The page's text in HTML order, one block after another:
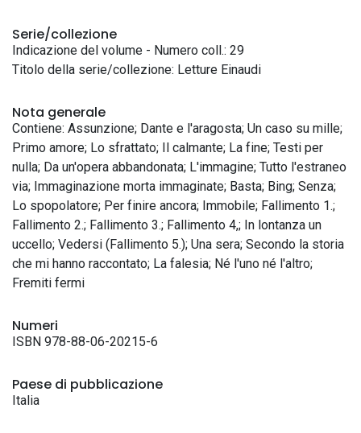
Serie/collezione
Indicazione del volume - Numero coll.: 29
Titolo della serie/collezione: Letture Einaudi
Nota generale
Contiene: Assunzione; Dante e l'aragosta; Un caso su mille;
Primo amore; Lo sfrattato; Il calmante; La fine; Testi per
nulla; Da un'opera abbandonata; L'immagine; Tutto l'estraneo
via; Immaginazione morta immaginate; Basta; Bing; Senza;
Lo spopolatore; Per finire ancora; Immobile; Fallimento 1.;
Fallimento 2.; Fallimento 3.; Fallimento 4,; In lontanza un
uccello; Vedersi (Fallimento 5.); Una sera; Secondo la storia
che mi hanno raccontato; La falesia; Né l'uno né l'altro;
Fremiti fermi
Numeri
ISBN 978-88-06-20215-6
Paese di pubblicazione
Italia